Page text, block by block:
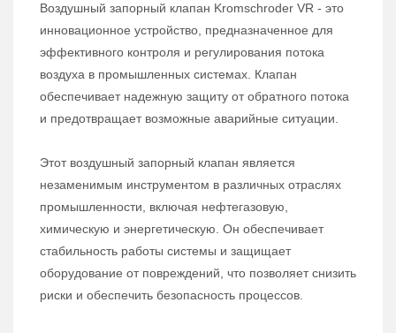
Воздушный запорный клапан Kromschroder VR - это
инновационное устройство, предназначенное для
эффективного контроля и регулирования потока
воздуха в промышленных системах. Клапан
обеспечивает надежную защиту от обратного потока
и предотвращает возможные аварийные ситуации.
Этот воздушный запорный клапан является
незаменимым инструментом в различных отраслях
промышленности, включая нефтегазовую,
химическую и энергетическую. Он обеспечивает
стабильность работы системы и защищает
оборудование от повреждений, что позволяет снизить
риски и обеспечить безопасность процессов.